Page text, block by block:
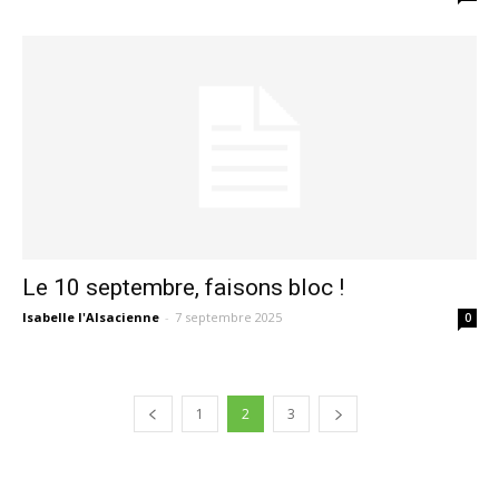
Le 10 septembre, faisons bloc !
Isabelle l'Alsacienne - 7 septembre 2025 0
1 2 3